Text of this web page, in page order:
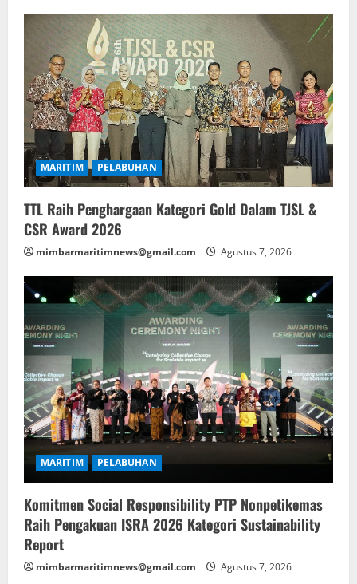
MARITIM PELABUHAN
TTL Raih Penghargaan Kategori Gold Dalam TJSL &
CSR Award 2026
mimbarmaritimnews@gmail.com Agustus 7, 2026
MARITIM PELABUHAN
Komitmen Social Responsibility PTP Nonpetikemas
Raih Pengakuan ISRA 2026 Kategori Sustainability
Report
mimbarmaritimnews@gmail.com Agustus 7, 2026